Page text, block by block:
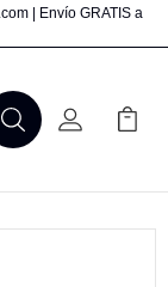
| Envío GRATIS a
BuscarMi Cuenta
Mi